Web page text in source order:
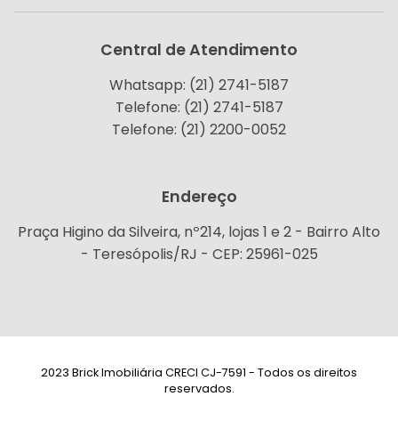
Central de Atendimento
Whatsapp: (21) 2741-5187
Telefone: (21) 2741-5187
Telefone: (21) 2200-0052
Endereço
Praça Higino da Silveira, nº214, lojas 1 e 2 - Bairro Alto
- Teresópolis/RJ - CEP: 25961-025
2023 Brick Imobiliária CRECI CJ-7591 - Todos os direitos
reservados.